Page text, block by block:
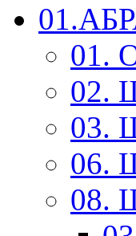
01.
02.
03.
06.
08.